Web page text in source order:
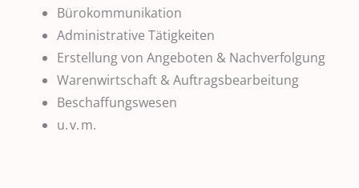
Bürokommunikation
Administrative Tätigkeiten
Erstellung von Angeboten & Nachverfolgung
Warenwirtschaft & Auftragsbearbeitung
Beschaffungswesen
u. v. m.